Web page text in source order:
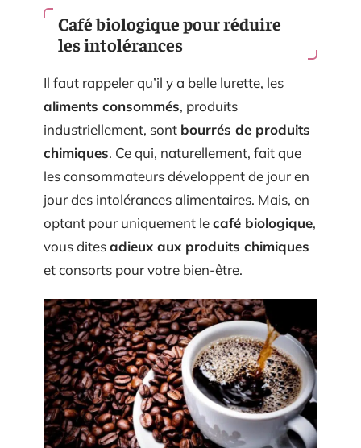
Café biologique pour réduire
les intolérances
Il faut rappeler qu’il y a belle lurette, les
aliments consommés, produits
industriellement, sont bourrés de produits
chimiques. Ce qui, naturellement, fait que
les consommateurs développent de jour en
jour des intolérances alimentaires. Mais, en
optant pour uniquement lecafé biologique,
vous ditesadieux aux produits chimiques
et consorts pour votre bien-être.